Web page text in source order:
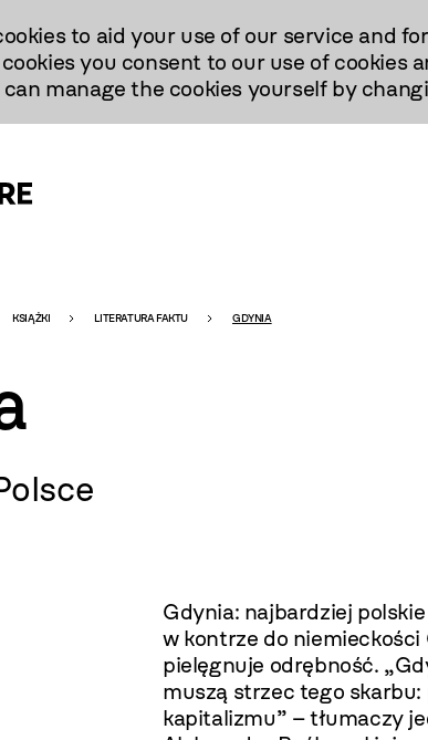
to aid your use of our service and
you consent to our use of cookies
manage the cookies yourself by
KSIĄŻKI LITERATURA FAKTU GDYNIA
Gdynia: najbardziej
w kontrze do niemieckości
pielęgnuje odrębność.
muszą strzec tego skarbu:
kapitalizmu” – tłumaczy